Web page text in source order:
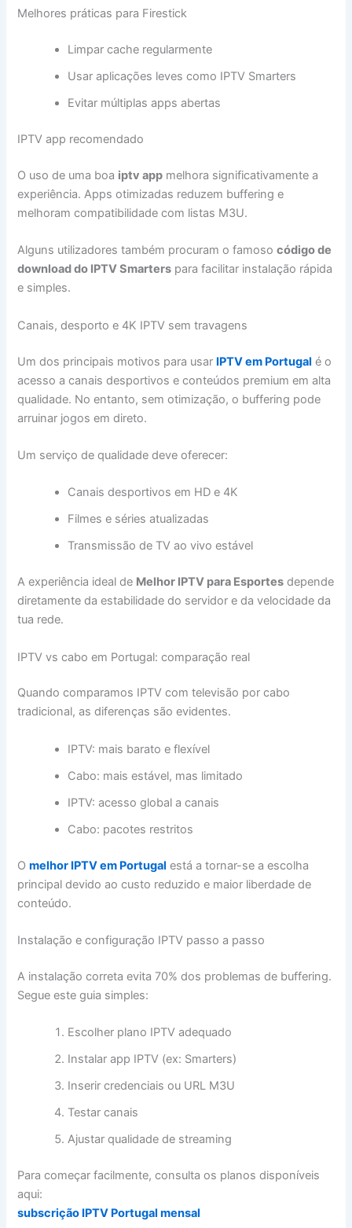
Melhores práticas para Firestick
Limpar cache regularmente
Usar aplicações leves como IPTV Smarters
Evitar múltiplas apps abertas
IPTV app recomendado
O uso de uma boa iptv app melhora significativamente a
experiência. Apps otimizadas reduzem buffering e
melhoram compatibilidade com listas M3U.
Alguns utilizadores também procuram o famosocódigo de
download do IPTV Smarters para facilitar instalação rápida
e simples.
Canais, desporto e 4K IPTV sem travagens
Um dos principais motivos para usar IPTV em Portugal é o
acesso a canais desportivos e conteúdos premium em alta
qualidade. No entanto, sem otimização, o buffering pode
arruinar jogos em direto.
Um serviço de qualidade deve oferecer:
Canais desportivos em HD e 4K
Filmes e séries atualizadas
Transmissão de TV ao vivo estável
A experiência ideal de Melhor IPTV para Esportes depende
diretamente da estabilidade do servidor e da velocidade da
tua rede.
IPTV vs cabo em Portugal: comparação real
Quando comparamos IPTV com televisão por cabo
tradicional, as diferenças são evidentes.
IPTV: mais barato e flexível
Cabo: mais estável, mas limitado
IPTV: acesso global a canais
Cabo: pacotes restritos
Omelhor IPTV em Portugal está a tornar-se a escolha
principal devido ao custo reduzido e maior liberdade de
conteúdo.
Instalação e configuração IPTV passo a passo
A instalação correta evita 70% dos problemas de buffering.
Segue este guia simples:
Escolher plano IPTV adequado
Instalar app IPTV (ex: Smarters)
Inserir credenciais ou URL M3U
Testar canais
Ajustar qualidade de streaming
Para começar facilmente, consulta os planos disponíveis
aqui:
subscrição IPTV Portugal mensal